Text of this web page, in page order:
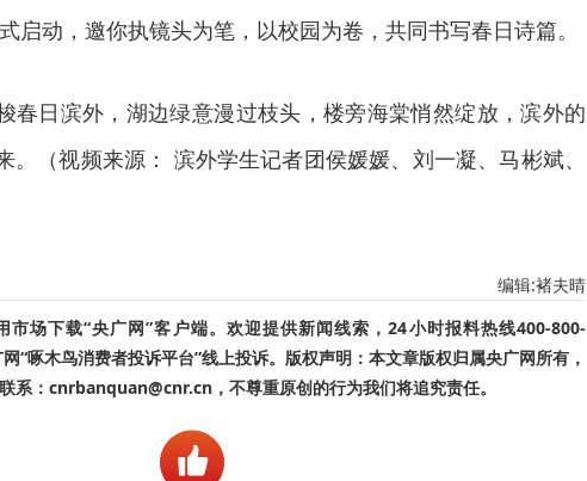
启动，邀你执镜头为笔，以校园为卷，共同书写春日诗篇。
春日滨外，湖边绿意漫过枝头，楼旁海棠悄然绽放，滨外的
。（视频来源： 滨外学生记者团侯媛媛、刘一凝、马彬斌、
编辑:褚夫晴
市场下载“央广网”客户端。欢迎提供新闻线索，24小时报料热线400-800-
“啄木鸟消费者投诉平台”线上投诉。版权声明：本文章版权归属央广网所有，
系：cnrbanquan@cnr.cn，不尊重原创的行为我们将追究责任。